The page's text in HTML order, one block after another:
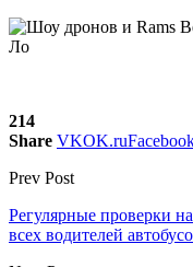
214
Share VKOK.ru
Prev Post
Регулярные проверки
всех водителей